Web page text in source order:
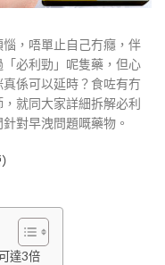
，唔單止自己冇癮，伴
必利勁」呢隻藥，但心
係可以延時？食咗有冇
就同大家詳細拆解必利
對早洩問題嘅藥物。
達3倍